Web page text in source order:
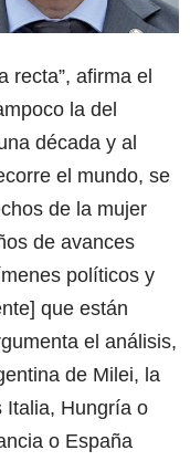
recta”, afirma el
la del
década y al
el mundo, se
de la mujer
de avances
políticos y
que están
el análisis,
de Milei, la
Italia, Hungría o
o España